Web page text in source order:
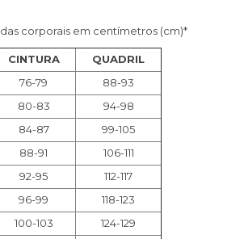
corporais em centímetros (cm)*
CINTURA
QUADRIL
76-79
88-93
80-83
94-98
84-87
99-105
88-91
106-111
92-95
112-117
96-99
118-123
100-103
124-129